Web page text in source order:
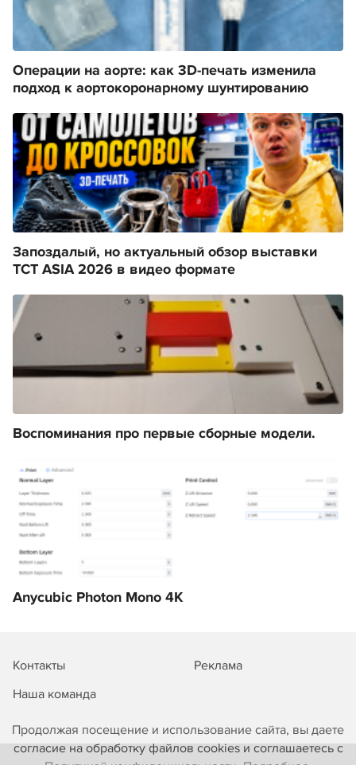
Продолжая посещение и использование сайта, вы даете
согласие на обработку файлов cookies и соглашаетесь с
Операции на аорте: как 3D-печать изменила
подход к аортокоронарному шунтированию
Запоздалый, но актуальный обзор выставки
TCT ASIA 2026 в видео формате
Воспоминания про первые сборные модели.
Anycubic Photon Mono 4K
Контакты
Реклама
Наша команда